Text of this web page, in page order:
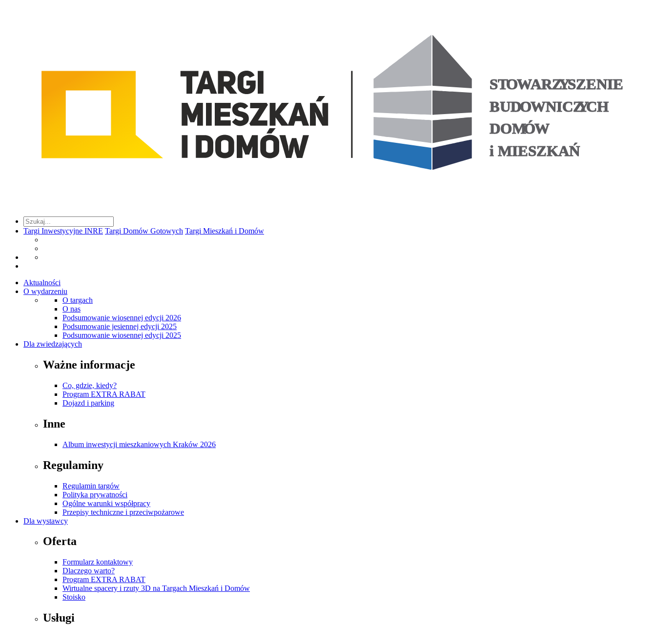
Targi Inwestycyjne INRE Targi Domów Gotowych Targi Mieszkań i Domów
Aktualności
O wydarzeniu
O targach
O nas
Podsumowanie wiosennej edycji 2026
Podsumowanie jesiennej edycji 2025
Podsumowanie wiosennej edycji 2025
Dla zwiedzających
Ważne informacje
Co, gdzie, kiedy?
Program EXTRA RABAT
Dojazd i parking
Inne
Album inwestycji mieszkaniowych Kraków 2026
Regulaminy
Regulamin targów
Polityka prywatności
Ogólne warunki współpracy
Przepisy techniczne i przeciwpożarowe
Dla wystawcy
Oferta
Formularz kontaktowy
Dlaczego warto?
Program EXTRA RABAT
Wirtualne spacery i rzuty 3D na Targach Mieszkań i Domów
Stoisko
Usługi